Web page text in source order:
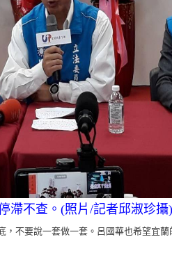
滯不查。(照片/記者邱淑珍攝)
不要說一套做一套。呂國華也希望宜